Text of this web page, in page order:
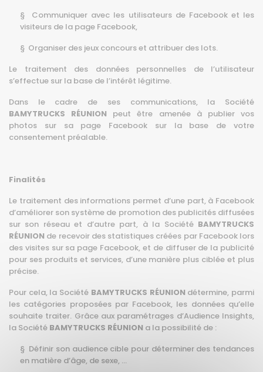
§ Communiquer avec les utilisateurs de Facebook et les
visiteurs de la page Facebook,
§ Organiser des jeux concours et attribuer des lots.
Le traitement des données personnelles de l’utilisateur
s’effectue sur la base de l’intérêt légitime.
Dans le cadre de ses communications, la Société
BAMYTRUCKS RÉUNION peut être amenée à publier vos
photos sur sa page Facebook sur la base de votre
consentement préalable.
Finalités
Le traitement des informations permet d’une part, à Facebook
d’améliorer son système de promotion des publicités diffusées
sur son réseau et d’autre part, à la Société BAMYTRUCKS
RÉUNION de recevoir des statistiques créées par Facebook lors
des visites sur sa page Facebook, et de diffuser de la publicité
pour ses produits et services, d’une manière plus ciblée et plus
précise.
Pour cela, la Société BAMYTRUCKS RÉUNION détermine, parmi
les catégories proposées par Facebook, les données qu’elle
souhaite traiter. Grâce aux paramétrages d’Audience Insights,
la Société BAMYTRUCKS RÉUNION a la possibilité de :
§ Définir son audience cible pour déterminer des tendances
en matière d’âge, de sexe, …